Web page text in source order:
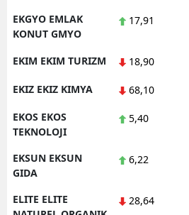
EKGYO EMLAK
KONUT GMYO
17,91
EKIM EKIM TURIZM 18,90
EKIZ EKIZ KIMYA 68,10
EKOS EKOS
TEKNOLOJI
5,40
EKSUN EKSUN
GIDA
6,22
ELITE ELITE
28,64